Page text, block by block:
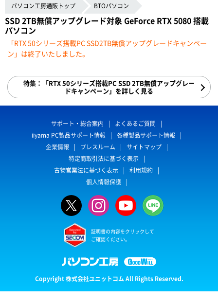
パソコン工房通販トップ BTOパソコン
SSD 2TB無償アップグレード対象 GeForce RTX 5080 搭載
パソコン
「RTX 50シリーズ搭載PC SSD2TB無償アップグレードキャンペー
ン」は終了いたしました。
特集：「RTX 50シリーズ搭載PC SSD 2TB無償アップグレー
ドキャンペーン」を詳しく見る
サポート・総合案内
よくあるご質問
iiyama PC製品サポート情報
各種製品サポート情報
企業情報
プレスルーム
サイトマップ
特定商取引法に基づく表示
古物営業法に基づく表示
利用規約
個人情報保護
証明書の内容をクリックして
ご確認ください。
Copyright 株式会社ユニットコム All Rights Reserved.